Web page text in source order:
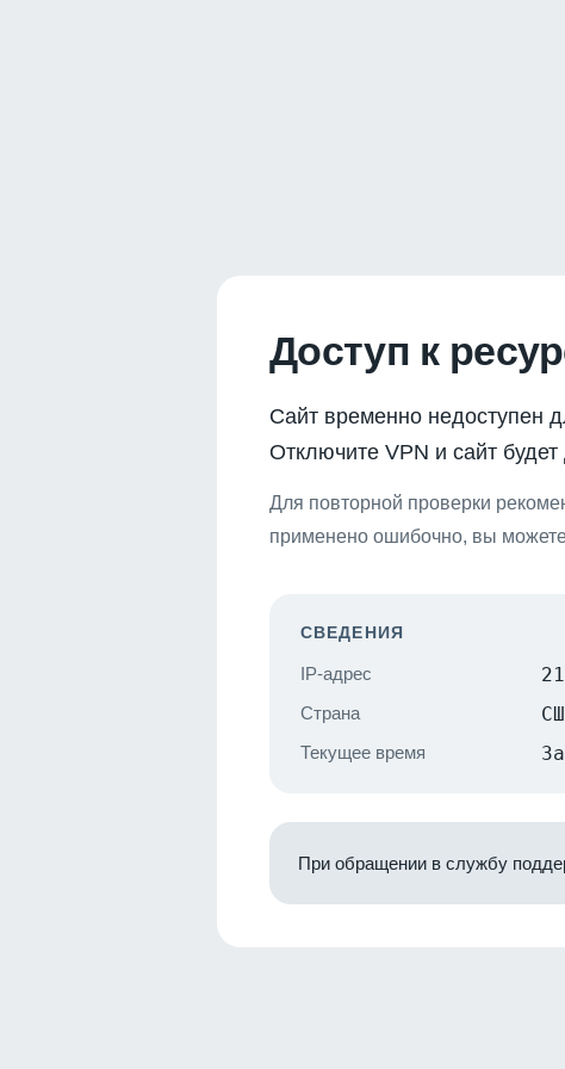
Доступ к
Сайт временно недоступен
Отключите VPN и сайт будет
Для повторной проверки
применено ошибочно, вы
СВЕДЕНИЯ
IP-адрес
Страна
Текущее время
При обращении в службу